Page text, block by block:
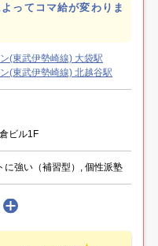
ってコマ給が変わりま
(東武伊勢崎線) 大袋駅
(東武伊勢崎線) 北越谷駅
ビル1F
に強い（補習型）, 個性派塾